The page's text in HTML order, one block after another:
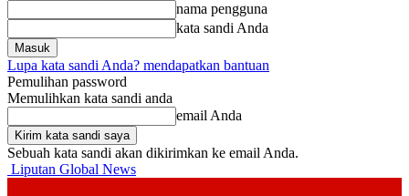
nama pengguna
kata sandi Anda
Lupa kata sandi Anda? mendapatkan bantuan
Pemulihan password
Memulihkan kata sandi anda
email Anda
Sebuah kata sandi akan dikirimkan ke email Anda.
Liputan Global News